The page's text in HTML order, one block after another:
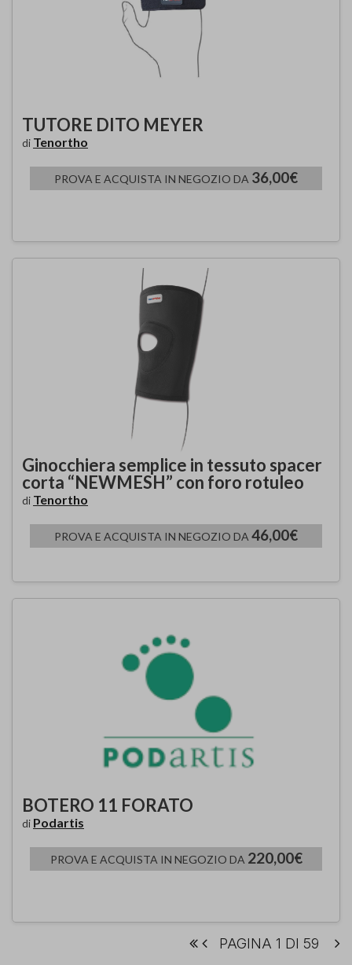
TUTORE DITO MEYER
di Tenortho
PROVA E ACQUISTA IN NEGOZIO DA 36,00€
Ginocchiera semplice in tessuto spacer
corta “NEWMESH” con foro rotuleo
di Tenortho
PROVA E ACQUISTA IN NEGOZIO DA 46,00€
BOTERO 11 FORATO
di Podartis
PROVA E ACQUISTA IN NEGOZIO DA 220,00€
PAGINA 1 DI 59